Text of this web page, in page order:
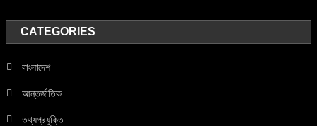
CATEGORIES
বাংলাদেশ
আন্তর্জাতিক
তথ্যপ্রযুক্তি